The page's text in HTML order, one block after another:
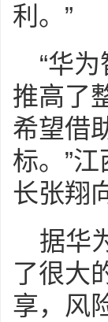
利。”
“华
推高了
希望借
标。”
长张翔
据华
了很大
享，风